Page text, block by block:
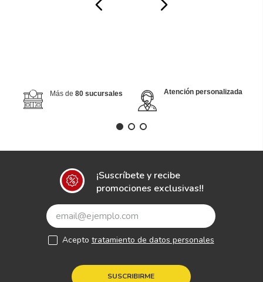
Más de 80 sucursales Atención personalizada
¡Suscríbete y recibe
promociones exclusivas!!
SUSCRIBIRME
Acepto tratamiento de datos personales